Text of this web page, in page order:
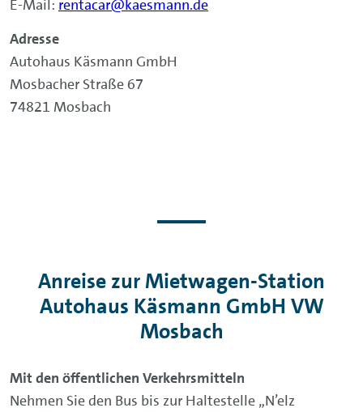
E-Mail: rentacar@kaesmann.de
Adresse
Autohaus Käsmann GmbH
Mosbacher Straße 67
74821 Mosbach
Anreise zur Mietwagen-Station
Autohaus Käsmann GmbH VW
Mosbach
Mit den öffentlichen Verkehrsmitteln
Nehmen Sie den Bus bis zur Haltestelle „N’elz